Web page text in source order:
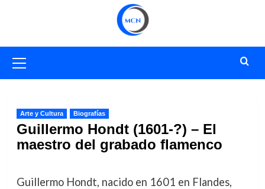
primario
Arte y Cultura Biografías
Guillermo Hondt (1601-?) – El
maestro del grabado flamenco
Guillermo Hondt, nacido en 1601 en Flandes,